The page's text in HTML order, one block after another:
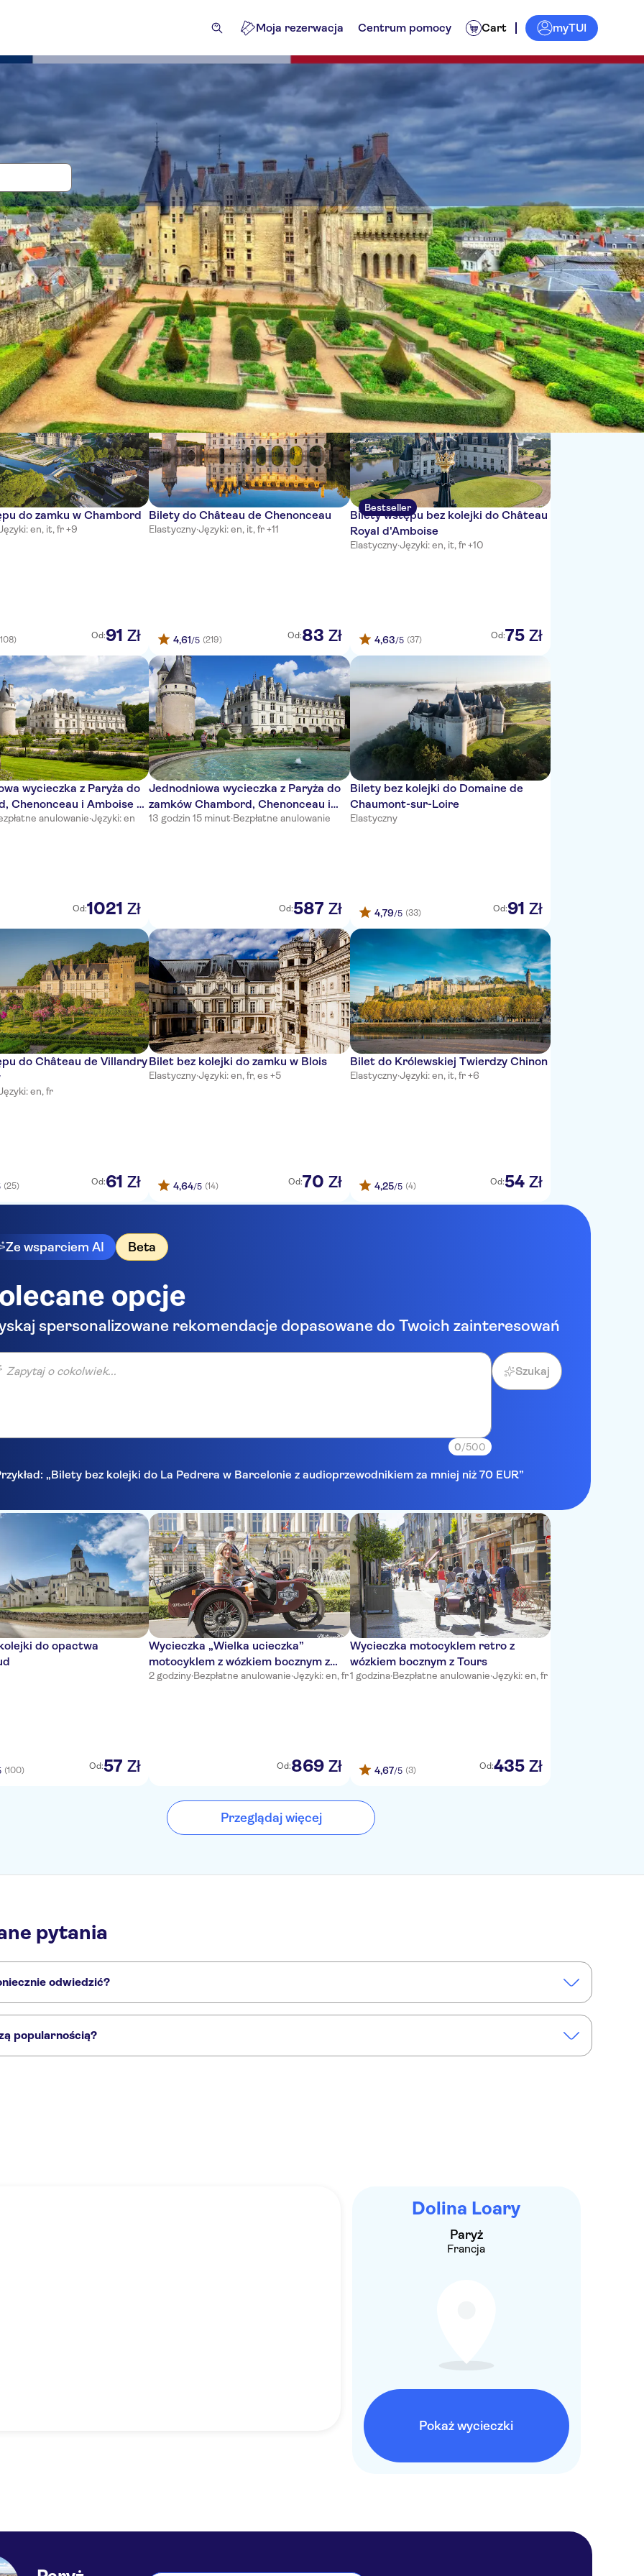
Moja rezerwacja Centrum pomocy Cart myTUI
Loary: wycieczki i bilety
jednodniowe Atrakcje i usługi przewodnika Atrakcje dla lokalsów Zajęcia rekreacyjne Bilety i wydarzenia
Sortuj według:
do zamku w Chambord
en, it, fr +9
Od:91 Zł
Bilety do Château de Chenonceau
Elastyczny·Języki: en, it, fr +11
4,61/5 (219) Od:83 Zł
Bestseller
Bilety wstępu bez kolejki do Château
Royal d'Amboise
Elastyczny·Języki: en, it, fr +10
4,63/5 (37) Od:75 Zł
wycieczka z Paryża do
Chenonceau i Amboise z
win
anulowanie·Języki: en
Od:1021 Zł
Jednodniowa wycieczka z Paryża do
zamków Chambord, Chenonceau i
Cheverny
13 godzin 15 minut·Bezpłatne anulowanie
Od:587 Zł
Bilety bez kolejki do Domaine de
Chaumont-sur-Loire
Elastyczny
4,79/5 (33) Od:91 Zł
do Château de Villandry
en, fr
(25) Od:61 Zł
Bilet bez kolejki do zamku w Blois
Elastyczny·Języki: en, fr, es +5
4,64/5 (14) Od:70 Zł
Bilet do Królewskiej Twierdzy Chinon
Elastyczny·Języki: en, it, fr +6
4,25/5 (4) Od:54 Zł
Ze wsparciem AI Beta
opcje
spersonalizowane rekomendacje dopasowane do Twoich zainteresowań
o cokolwiek...
0/500
Szukaj
„Bilety bez kolejki do La Pedrera w Barcelonie z audioprzewodnikiem za mniej niż 70 EUR”
do opactwa
(100) Od:57 Zł
Wycieczka „Wielka ucieczka”
motocyklem z wózkiem bocznym z
Tours
2 godziny·Bezpłatne anulowanie·Języki: en, fr
Od:869 Zł
Wycieczka motocyklem retro z
wózkiem bocznym z Tours
1 godzina·Bezpłatne anulowanie·Języki: en, fr
4,67/5 (3) Od:435 Zł
Przeglądaj więcej
pytania
odwiedzić?
Sainte Chapelle oraz Conciergerie
popularnością?
Dolina Loary
Paryż
Francja
Pokaż wycieczki